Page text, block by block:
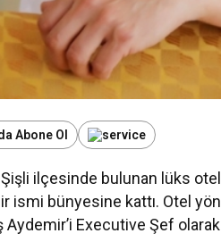
Abone Ol
Şişli ilçesinde bulunan lüks
ismi bünyesine kattı. Otel
Aydemir’i Executive Şef olarak